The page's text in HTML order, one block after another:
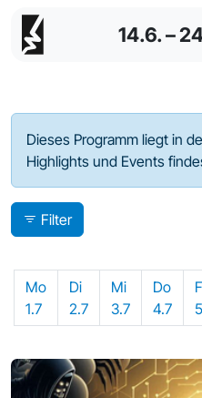
14.6. –
Programm -
Dieses Programm liegt in
Highlights und Events
Filter
Mo
1.7
Di
2.7
Mi
3.7
Do
4.7